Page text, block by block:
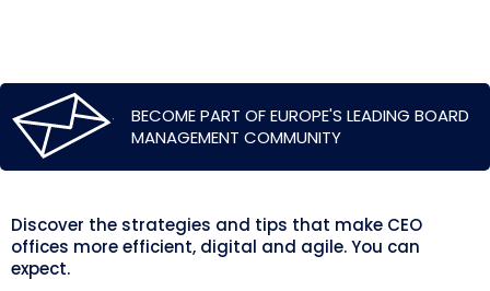
BECOME PART OF EUROPE'S LEADING BOARD
MANAGEMENT COMMUNITY
Discover the strategies and tips that make CEO
offices more efficient, digital and agile. You can
expect.